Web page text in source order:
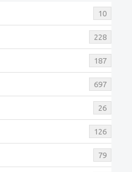
10
228
187
697
26
126
79